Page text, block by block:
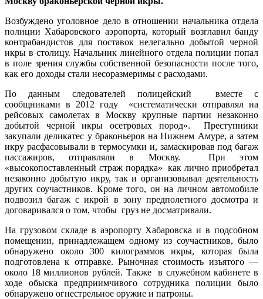
Возбуждено уголовное дело в отношении начальника отдела
полиции Хабаровского аэропорта, который возглавил банду
контрабандистов для поставок нелегально добытой черной
икры в столицу. Начальник линейного отдела полиции попал
в поле зрения службы собственной безопасности после того,
как его доходы стали несоразмеримы с расходами.
По данным следователей полицейский вместе с
сообщниками в 2012 году «систематически отправлял на
рейсовых самолетах в Москву крупные партии незаконно
добытой черной икры осетровых пород». Преступники
закупали деликатес у браконьеров на Нижнем Амуре, а затем
икру расфасовывали в термосумки и, замаскировав под багаж
пассажиров, отправляли в Москву. При этом
«высокопоставленный страж порядка» как лично приобретал
незаконно добытую икру, так и организовывал деятельность
других соучастников. Кроме того, он на личном автомобиле
подвозил багаж с икрой в зону предполетного досмотра и
договаривался о том, чтобы груз не досматривали.
На грузовом складе в аэропорту Хабаровска и в подсобном
помещении, принадлежащем одному из соучастников, было
обнаружено около 300 килограммов икры, которая была
подготовлена к отправке. Рыночная стоимость изъятого —
около 18 миллионов рублей. Также в служебном кабинете в
ходе обыска предприимчивого сотрудника полиции было
обнаружено огнестрельное оружие и патроны.